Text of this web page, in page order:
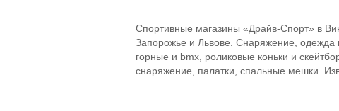
Спортивные магазины «Драйв-Спорт» в
Запорожье и Львове. Снаряжение, одежда
горные и bmx, роликовые коньки и
снаряжение, палатки, спальные мешки.